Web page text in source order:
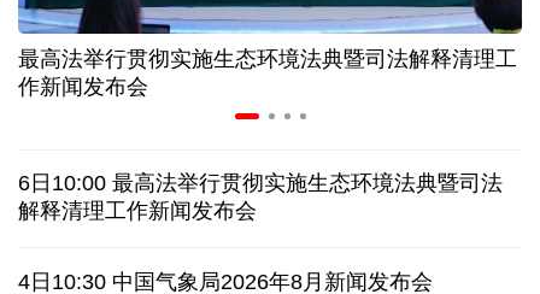
高温下用电负荷创新高 解码今夏的清凉底气
活力中国调研行丨弯道超车 如何“皖”美提速
伊朗：与阿曼“接近”达成协议但并不意味重开海峡
最高法举行贯彻实施生态环境法典暨司法解释清理工
作新闻发布会
6日10:00 最高法举行贯彻实施生态环境法典暨司法
解释清理工作新闻发布会
4日10:30 中国气象局2026年8月新闻发布会